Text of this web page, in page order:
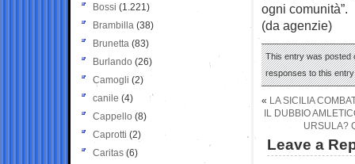
ogni comunità”.
(da agenzie)
This entry was posted
responses to this
« LA SICILIA
IL DUBBIO
URSULA?
Leave a
Bossi (1.221)
Brambilla (38)
Brunetta (83)
Burlando (26)
Camogli (2)
canile (4)
Cappello (8)
Caprotti (2)
Caritas (6)